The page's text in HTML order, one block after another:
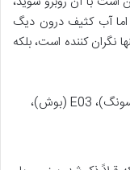
اما آب کثیف درون دیگ
کننده است، بلکه
OE (ال جی)، 5E/5C (سامسونگ)، E03 (بوش)،